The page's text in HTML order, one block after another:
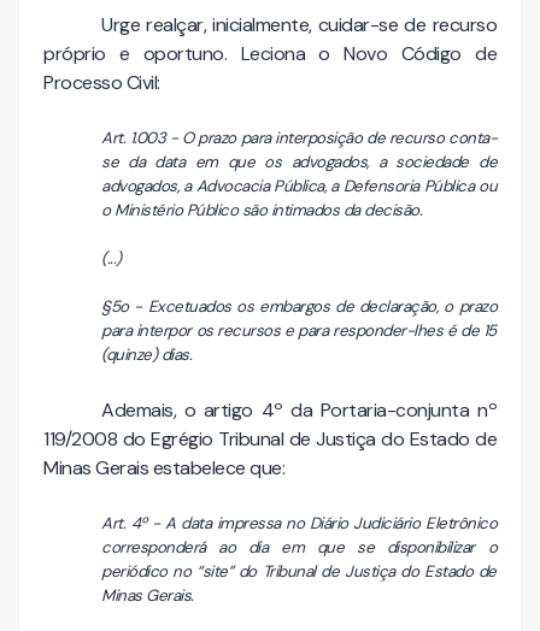
Urge realçar, inicialmente, cuidar-se de recurso
próprio e oportuno. Leciona o Novo Código de
Processo Civil:
Art. 1.003 - O prazo para interposição de recurso conta-
se da data em que os advogados, a sociedade de
advogados, a Advocacia Pública, a Defensoria Pública ou
o Ministério Público são intimados da decisão.
(...)
§5o - Excetuados os embargos de declaração, o prazo
para interpor os recursos e para responder-lhes é de 15
(quinze) dias.
Ademais, o artigo 4º da Portaria-conjunta nº
119/2008 do Egrégio Tribunal de Justiça do Estado de
Minas Gerais estabelece que:
Art. 4º - A data impressa no Diário Judiciário Eletrônico
corresponderá ao dia em que se disponibilizar o
periódico no “site” do Tribunal de Justiça do Estado de
Minas Gerais.